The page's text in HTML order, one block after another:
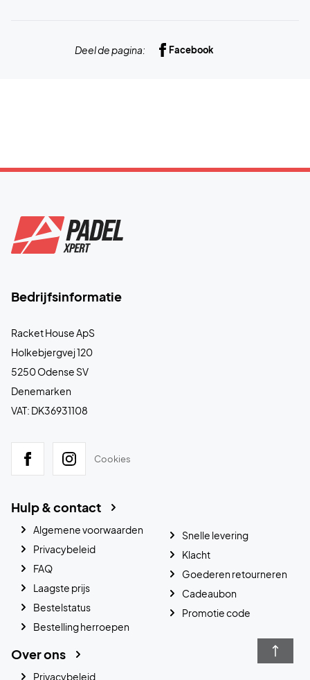
Deel de pagina: Facebook
Bedrijfsinformatie
Racket House ApS
Holkebjergvej 120
5250 Odense SV
Denemarken
VAT: DK36931108
Cookies
Hulp & contact
Algemene voorwaarden
Privacybeleid
FAQ
Laagste prijs
Bestelstatus
Bestelling herroepen
Snelle levering
Klacht
Goederen retourneren
Cadeaubon
Promotie code
Over ons
Privacybeleid